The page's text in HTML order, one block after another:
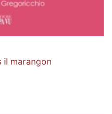
il marangon